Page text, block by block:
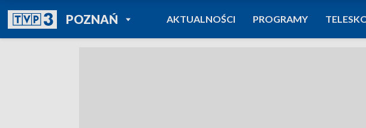
POZNAŃPOWRÓT DO
TVP REGIONY
AKTUALNOŚCI PROGRAMY